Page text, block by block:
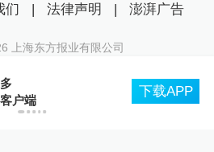
户端
下载APP
们 | 法律声明 | 澎湃广告
上海东方报业有限公司
服务许可证：31120170006
备 31010602000299号